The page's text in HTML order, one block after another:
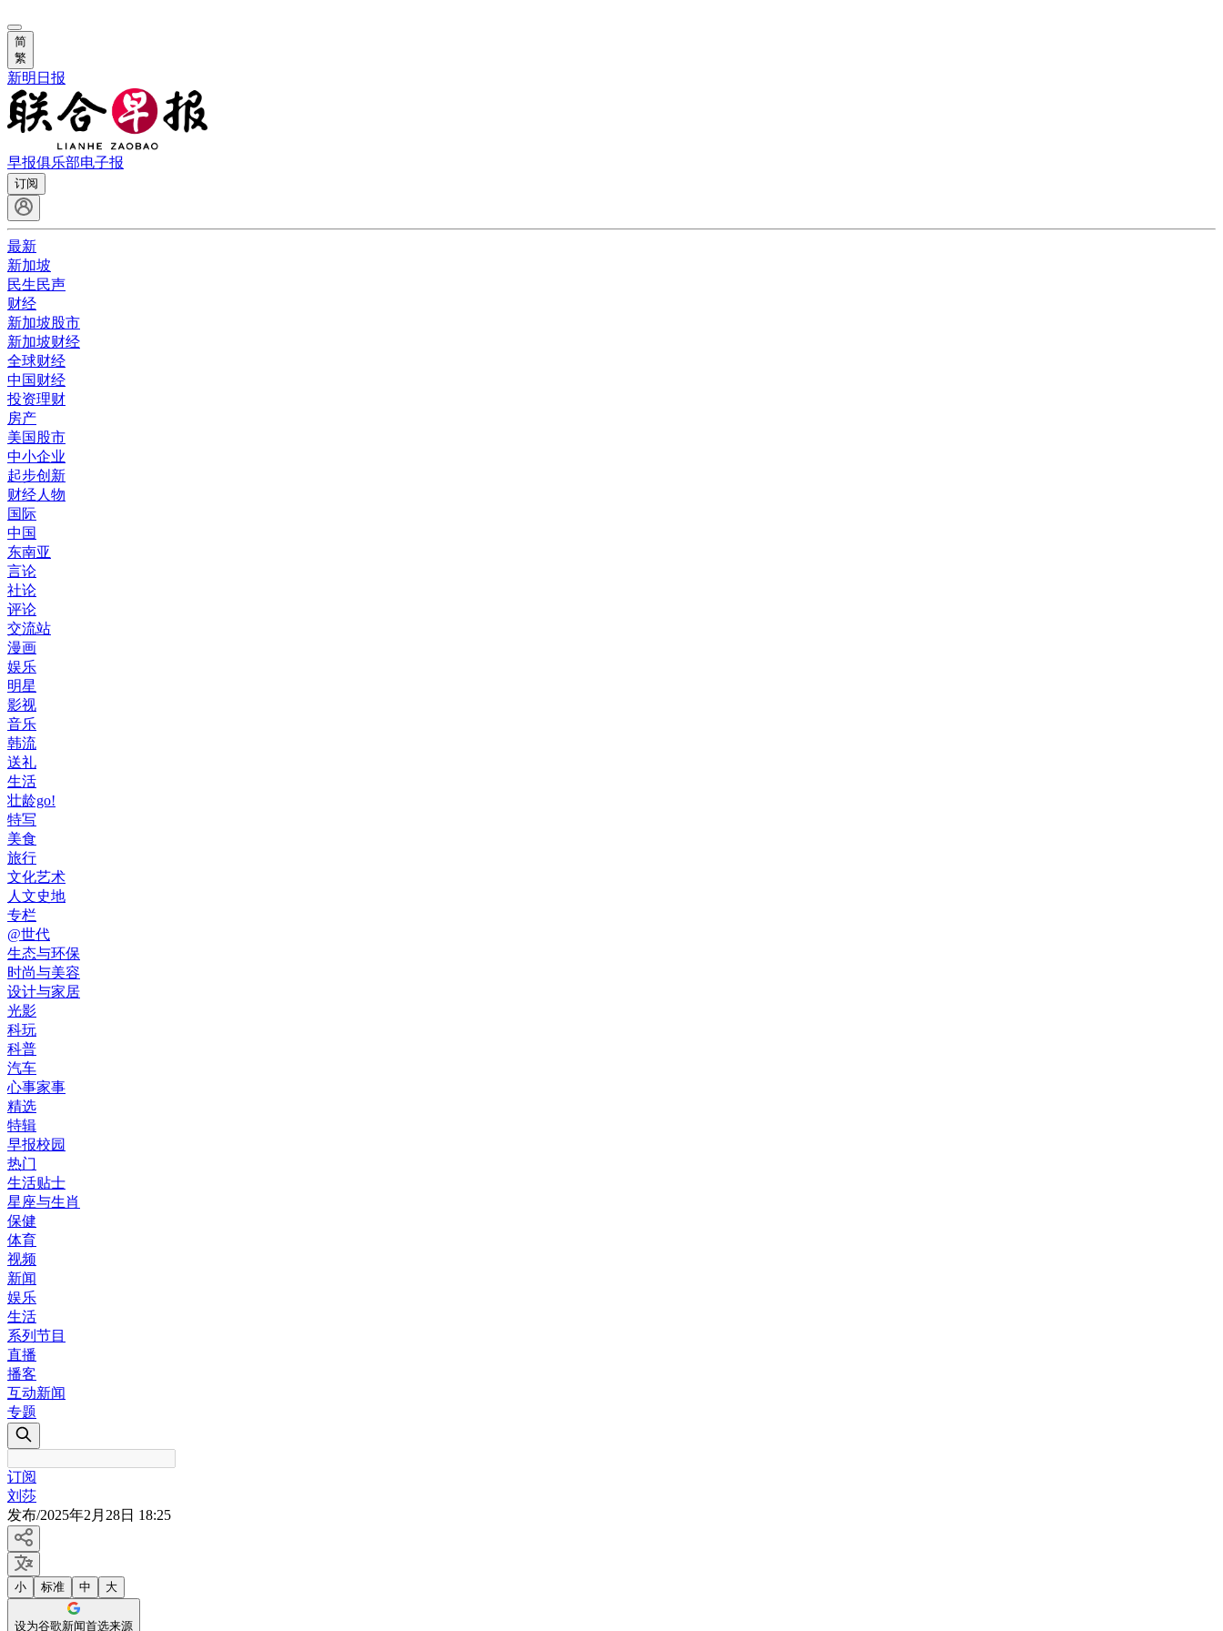
简
繁
新明日报
早报俱乐部电子报
订阅
最新
新加坡
民生民声
财经
新加坡股市
新加坡财经
全球财经
中国财经
投资理财
房产
美国股市
中小企业
起步创新
财经人物
国际
中国
东南亚
言论
社论
评论
交流站
漫画
娱乐
明星
影视
音乐
韩流
送礼
生活
壮龄go!
特写
美食
旅行
文化艺术
人文史地
专栏
@世代
生态与环保
时尚与美容
设计与家居
光影
科玩
科普
汽车
心事家事
精选
特辑
早报校园
热门
生活贴士
星座与生肖
保健
体育
视频
新闻
娱乐
生活
系列节目
直播
播客
互动新闻
专题
订阅
刘莎
发布/2025年2月28日 18:25
小 标准 中 大
设为谷歌新闻首选来源